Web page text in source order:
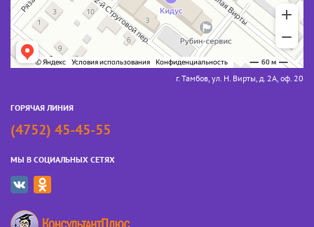
г. Тамбов, ул. Н. Вирты, д. 2А, оф. 20
ГОРЯЧАЯ ЛИНИЯ
(4752) 45-45-55
МЫ В СОЦИАЛЬНЫХ СЕТЯХ